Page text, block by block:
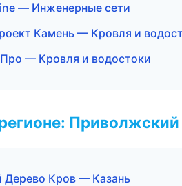
— Инженерные сети
Камень — Кровля и
— Кровля и водостоки
Дерево Кров — Казань